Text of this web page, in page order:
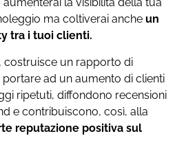
ma coltiverai anche un
tra i tuoi clienti.
costruisce un rapporto di
ad un aumento di clienti
ripetuti, diffondono recensioni
e contribuiscono, così, alla
reputazione positiva sul